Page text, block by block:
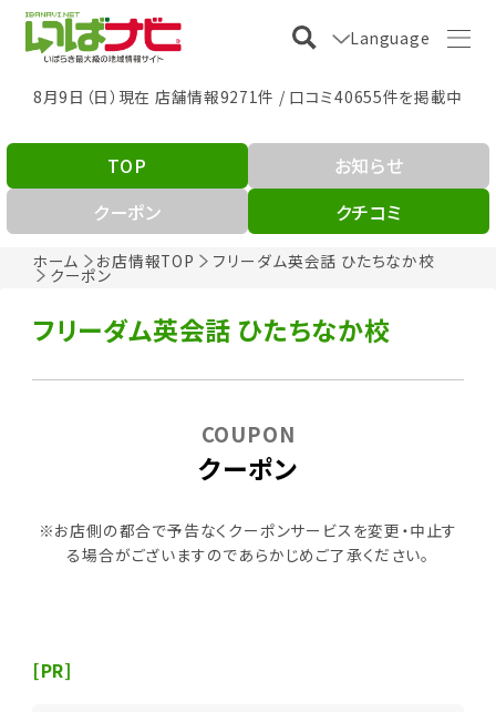
Language
8月9日（日）現在 店舗情報9271件 / 口コミ40655件を掲載中
ホーム お店情報TOP フリーダム英会話 ひたちなか校
クーポン
TOP
お知らせ
クーポン
クチコミ
フリーダム英会話 ひたちなか校
クーポン
COUPON
※お店側の都合で予告なくクーポンサービスを変更・中止す
る場合がございますのであらかじめご了承ください。
[PR]